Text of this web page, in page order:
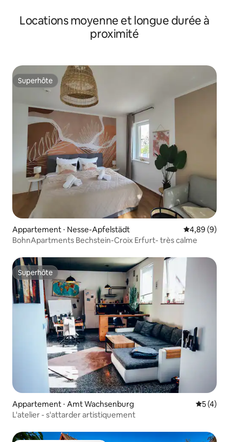
Locations moyenne et longue durée à
proximité
Superhôte
Superhôte
Appartement ⋅ Nesse-Apfelstädt Évaluation
4,89 (9)
BohnApartments Bechstein-Croix Erfurt- très calme
Superhôte
Superhôte
Appartement ⋅ Amt Wachsenburg
5 (4)
L'atelier - s'attarder artistiquement